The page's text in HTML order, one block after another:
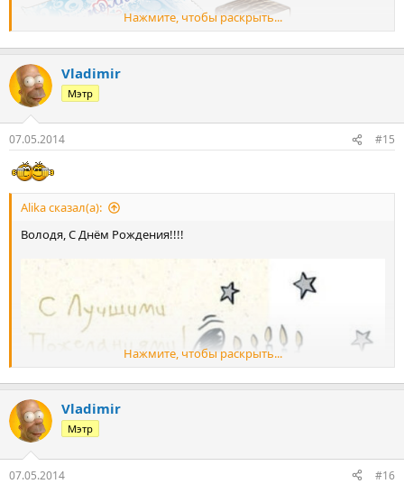
рождения!
Скушай конфетку.
Нажмите, чтобы раскрыть...
Vladimir
Мэтр
07.05.2014 #15
Alika сказал(а):
Володя, С Днём Рождения!!!!
Нажмите, чтобы раскрыть...
Vladimir
Мэтр
07.05.2014 #16